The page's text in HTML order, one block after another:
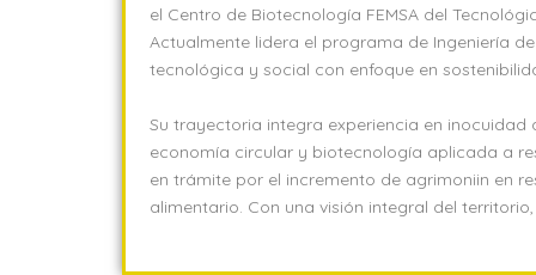
el Centro de Biotecnología FEMSA del
Actualmente lidera el programa de Ingeniería
tecnológica y social con enfoque en
Su trayectoria integra experiencia en
economía circular y biotecnología aplicada a
en trámite por el incremento de agrimoniin en
alimentario. Con una visión integral del